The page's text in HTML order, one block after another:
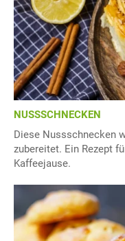
NUSSSCHNECKEN
Diese Nussschnecken
zubereitet. Ein Rezept
Kaffeejause.